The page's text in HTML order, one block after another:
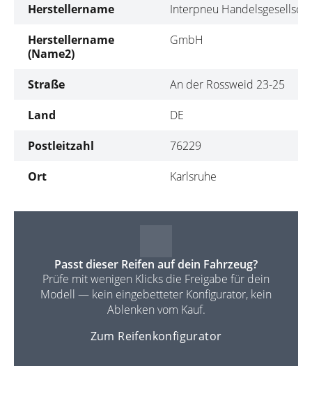
Herstellername
Interpneu
Herstellername
(Name2)
GmbH
Straße
An der Rossweid 23-25
Land
DE
Postleitzahl
76229
Ort
Karlsruhe
Passt dieser Reifen auf dein Fahrzeug?
Prüfe mit wenigen Klicks die Freigabe für dein
Modell — kein eingebetteter Konfigurator, kein
Ablenken vom Kauf.
Zum Reifenkonfigurator